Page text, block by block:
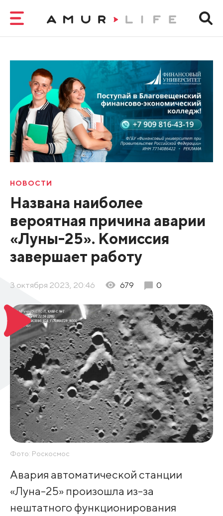
НОВОСТИ
Названа наиболее
вероятная причина аварии
«Луны-25». Комиссия
завершает работу
3 октября 2023, 20:46 679 0
Фото: Роскосмос
Авария автоматической станции
«Луна-25» произошла из-за
нештатного функционирования